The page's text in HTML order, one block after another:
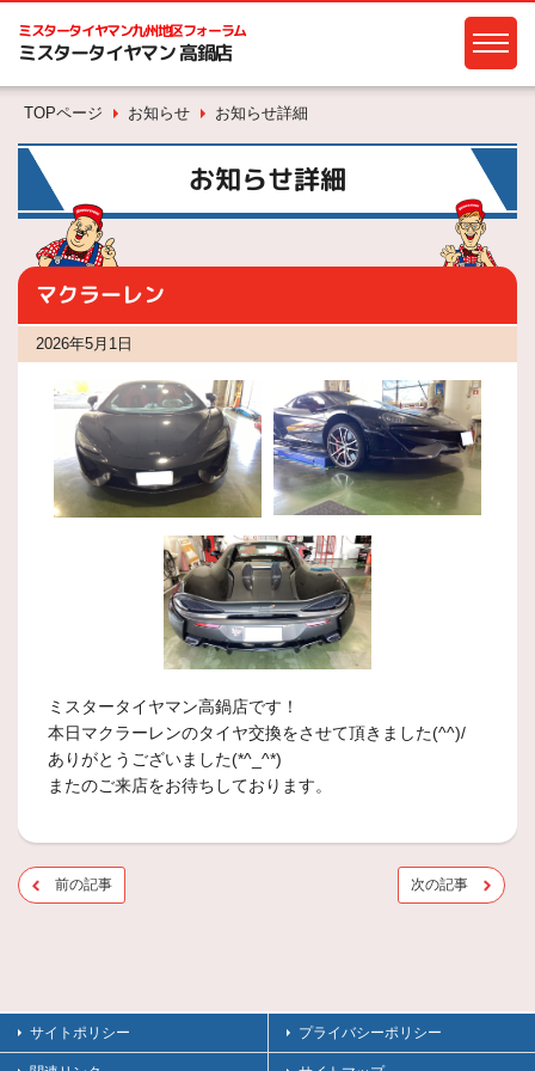
ミスタータイヤマン九州地区フォーラム
ミスタータイヤマン 高鍋店
TOPページ お知らせ お知らせ詳細
お知らせ詳細
マクラーレン
2026年5月1日
ミスタータイヤマン高鍋店です！
本日マクラーレンのタイヤ交換をさせて頂きました(^^)/
ありがとうございました(*^_^*)
またのご来店をお待ちしております。
前の記事 次の記事
サイトポリシー プライバシーポリシー